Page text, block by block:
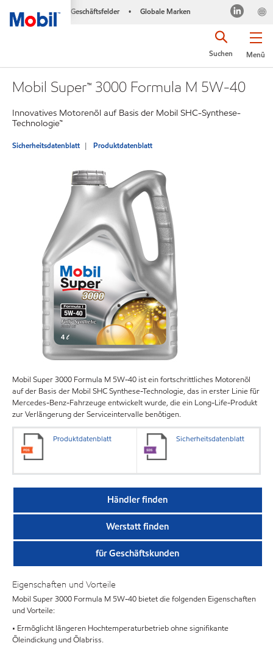
Geschäftsfelder • Globale Marken
Menü
Suchen
Mobil Super™ 3000 Formula M 5W-40
Innovatives Motorenöl auf Basis der Mobil SHC-Synthese-
Technologie™
Sicherheitsdatenblatt Produktdatenblatt
Mobil Super 3000 Formula M 5W-40 ist ein fortschrittliches Motorenöl
auf der Basis der Mobil SHC Synthese-Technologie, das in erster Linie für
Mercedes-Benz-Fahrzeuge entwickelt wurde, die ein Long-Life-Produkt
zur Verlängerung der Serviceintervalle benötigen.
Produktdatenblatt Sicherheitsdatenblatt
Händler finden
Werstatt finden
für Geschäftskunden
Eigenschaften und Vorteile
Mobil Super 3000 Formula M 5W-40 bietet die folgenden Eigenschaften
und Vorteile:
• Ermöglicht längeren Hochtemperaturbetrieb ohne signifikante
Öleindickung und Ölabriss.